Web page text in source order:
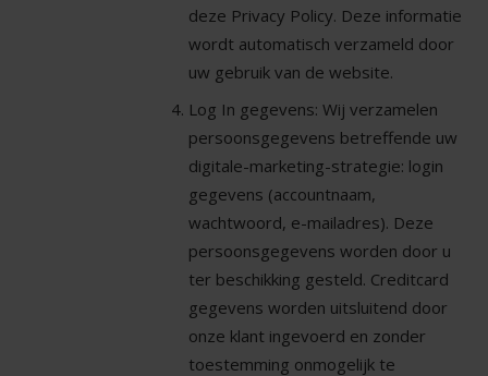
deze Privacy Policy. Deze informatie
wordt automatisch verzameld door
uw gebruik van de website.
Log In gegevens: Wij verzamelen
persoonsgegevens betreffende uw
digitale-marketing-strategie: login
gegevens (accountnaam,
wachtwoord, e-mailadres). Deze
persoonsgegevens worden door u
ter beschikking gesteld. Creditcard
gegevens worden uitsluitend door
onze klant ingevoerd en zonder
toestemming onmogelijk te